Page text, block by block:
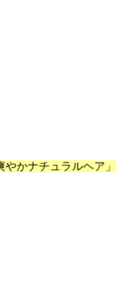
やかナチュラルヘア」